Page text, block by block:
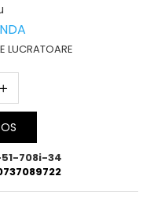
LUCRATOARE
708i-34